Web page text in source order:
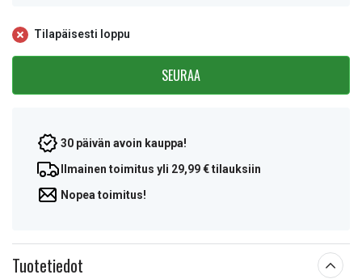
Tilapäisesti loppu
SEURAA
30 päivän avoin kauppa!
Ilmainen toimitus yli 29,99 € tilauksiin
Nopea toimitus!
Tuotetiedot